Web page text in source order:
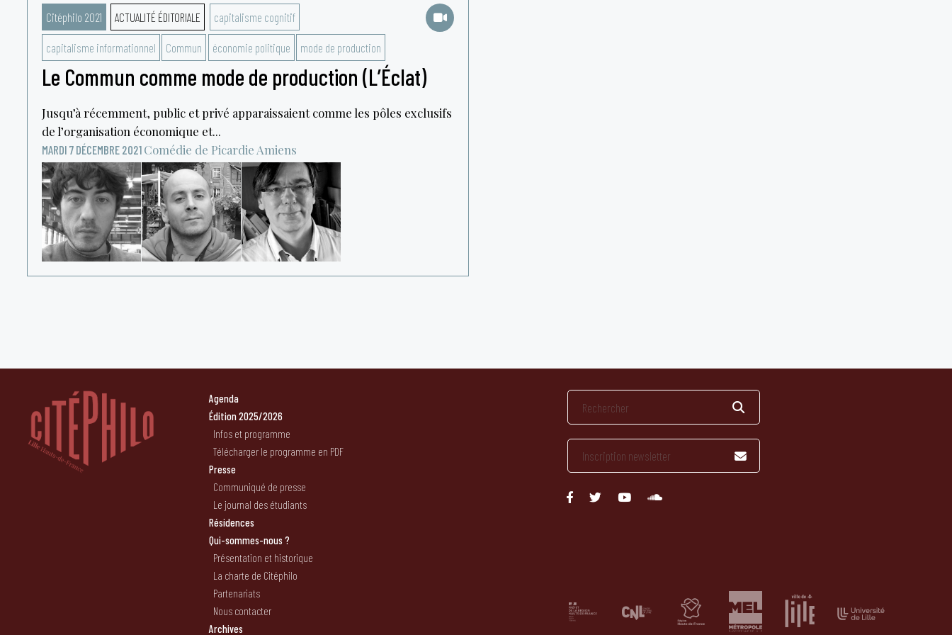
Citéphilo 2021 ACTUALITÉ ÉDITORIALE capitalisme cognitif
capitalisme informationnel Commun économie politique mode de production
Le Commun comme mode de production (L’Éclat)
Jusqu’à récemment, public et privé apparaissaient comme les pôles exclusifs
de l’organisation économique et...
MARDI 7 DÉCEMBRE 2021 Comédie de Picardie Amiens
Agenda
Édition 2025/2026
Infos et programme
Télécharger le programme en PDF
Presse
Communiqué de presse
Le journal des étudiants
Résidences
Qui-sommes-nous ?
Présentation et historique
La charte de Citéphilo
Partenariats
Nous contacter
Archives